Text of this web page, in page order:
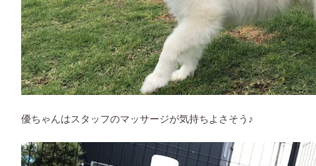
優ちゃんはスタッフのマッサージが気持ちよさそう♪